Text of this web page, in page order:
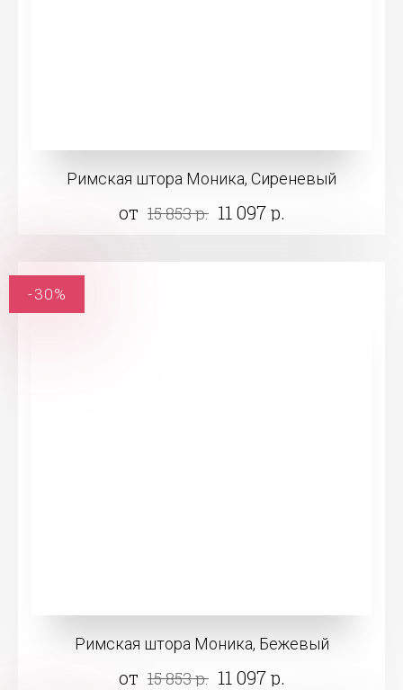
Римская штора Моника, Сиреневый
от 15 853 р. 11 097 р.
Римская штора Моника, Бежевый
от 15 853 р. 11 097 р.
-30%